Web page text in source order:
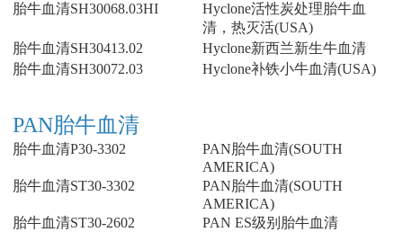
胎牛血清SH30068.03HI
Hyclone活性炭处理胎牛血
清，热灭活(USA)
胎牛血清SH30413.02
Hyclone新西兰新生牛血清
胎牛血清SH30072.03
Hyclone补铁小牛血清(USA)
PAN胎牛血清
胎牛血清P30-3302
PAN胎牛血清(SOUTH
AMERICA)
胎牛血清ST30-3302
PAN胎牛血清(SOUTH
AMERICA)
胎牛血清ST30-2602
PAN ES级别胎牛血清